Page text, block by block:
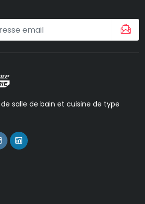
salle de bain et cuisine de type